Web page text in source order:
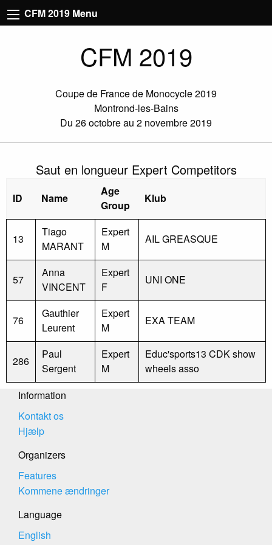
CFM 2019 Menu
CFM 2019
Coupe de France de Monocycle 2019
Montrond-les-Bains
Du 26 octobre au 2 novembre 2019
Saut en longueur Expert Competitors
ID Name
Age
Group
Klub
13
Tiago
MARANT
Expert
M
AIL GREASQUE
57
Anna
VINCENT
Expert
F
UNI ONE
76
Gauthier
Leurent
Expert
M
EXA TEAM
286
Paul
Sergent
Expert
M
Educ'sports13 CDK show
wheels asso
Information
Kontakt os
Hjælp
Organizers
Features
Kommene ændringer
Language
English